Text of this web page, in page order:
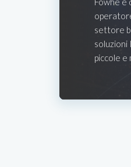
settore
soluzioni
piccole